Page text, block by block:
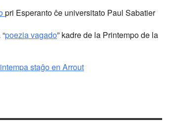
pri Esperanto ĉe universitato Paul Sabatier
poezia vagado” kadre de la Printempo de la
staĝo en Arrout